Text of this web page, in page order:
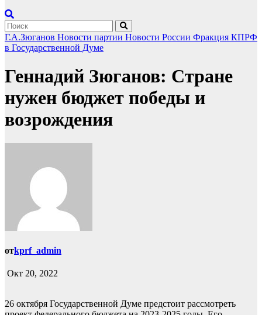
Г.А.Зюганов Новости партии Новости России Фракция КПРФ
в Государственной Думе
Геннадий Зюганов: Стране
нужен бюджет победы и
возрождения
отkprf_admin
Окт 20, 2022
26 октября Государственной Думе предстоит рассмотреть